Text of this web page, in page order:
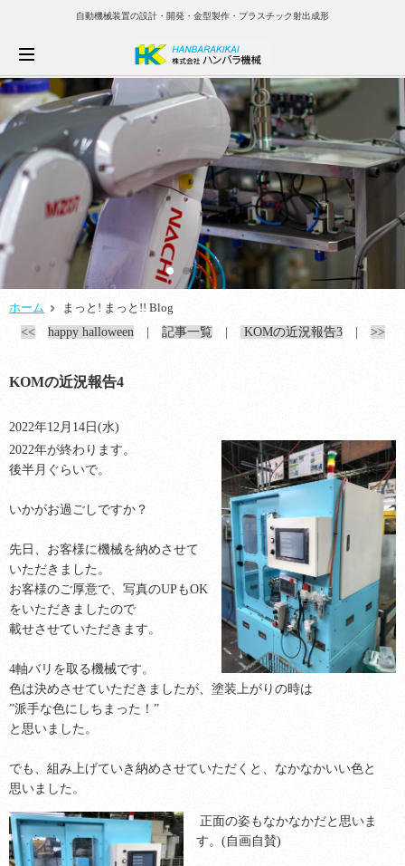
自動機械装置の設計・開発・金型製作・プラスチック射出成形
ホーム
まっと! まっと!! Blog
<<
happy halloween| 記事一覧| KOMの近況報告3| >>
KOMの近況報告4
2022年12月14日(水)
2022年が終わります。
後半月ぐらいで。
いかがお過ごしですか？
先日、お客様に機械を納めさせて
いただきました。
お客様のご厚意で、写真のUPもOK
をいただきましたので
載せさせていただきます。
4軸バリを取る機械です。
色は決めさせていただきましたが、塗装上がりの時は
”派手な色にしちまった！”
と思いました。
でも、組み上げていき納めさせていただくと、なかなかいい色と
思いました。
正面の姿もなかなかだと思いま
す。(自画自賛)